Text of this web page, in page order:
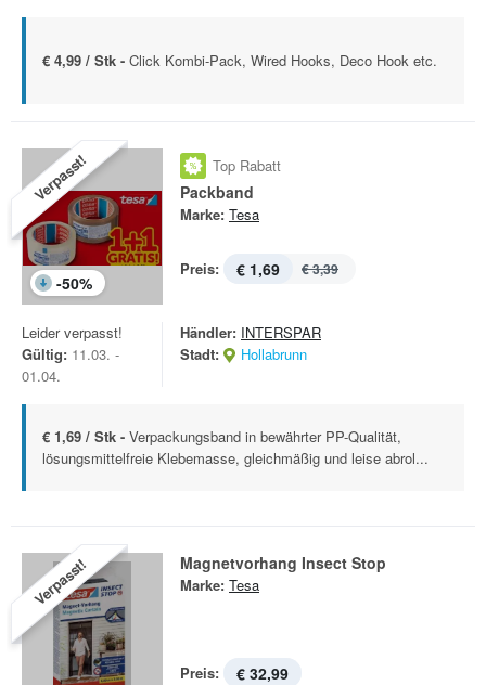
€ 4,99 / Stk - Click Kombi-Pack, Wired Hooks, Deco Hook etc.
Verpasst!
-50%
Top Rabatt
Packband
Marke: Tesa
Preis: € 1,69 € 3,39
Leider verpasst!
Gültig: 11.03. -
01.04.
Händler: INTERSPAR
Stadt:
Hollabrunn
€ 1,69 / Stk - Verpackungsband in bewährter PP-Qualität,
lösungsmittelfreie Klebemasse, gleichmäßig und leise abrol...
Verpasst! Magnetvorhang Insect Stop
Marke: Tesa
Preis: € 32,99